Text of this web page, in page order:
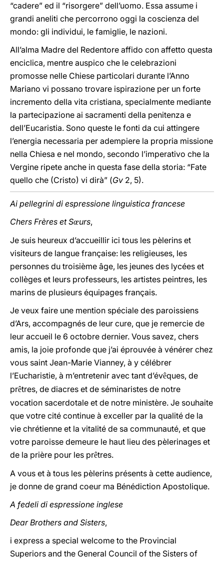
“cadere” ed il “risorgere” dell’uomo. Essa assume i
grandi aneliti che percorrono oggi la coscienza del
mondo: gli individui, le famiglie, le nazioni.
All’alma Madre del Redentore affido con affetto questa
enciclica, mentre auspico che le celebrazioni
promosse nelle Chiese particolari durante l’Anno
Mariano vi possano trovare ispirazione per un forte
incremento della vita cristiana, specialmente mediante
la partecipazione ai sacramenti della penitenza e
dell’Eucaristia. Sono queste le fonti da cui attingere
l’energia necessaria per adempiere la propria missione
nella Chiesa e nel mondo, secondo l’imperativo che la
Vergine ripete anche in questa fase della storia: “Fate
quello che (Cristo) vi dirà” (Gv 2, 5).
Ai pellegrini di espressione linguistica francese
Chers Frères et Sœurs,
Je suis heureux d’accueillir ici tous les pèlerins et
visiteurs de langue française: les religieuses, les
personnes du troisième âge, les jeunes des lycées et
collèges et leurs professeurs, les artistes peintres, les
marins de plusieurs équipages français.
Je veux faire une mention spéciale des paroissiens
d’Ars, accompagnés de leur cure, que je remercie de
leur accueil le 6 octobre dernier. Vous savez, chers
amis, la joie profonde que j’ai éprouvée à vénérer chez
vous saint Jean-Marie Vianney, à y célébrer
l’Eucharistie, à m’entretenir avec tant d’évêques, de
prêtres, de diacres et de séminaristes de notre
vocation sacerdotale et de notre ministère. Je souhaite
que votre cité continue à exceller par la qualité de la
vie chrétienne et la vitalité de sa communauté, et que
votre paroisse demeure le haut lieu des pèlerinages et
de la prière pour les prêtres.
A vous et à tous les pèlerins présents à cette audience,
je donne de grand coeur ma Bénédiction Apostolique.
A fedeli di espressione inglese
Dear Brothers and Sisters,
i express a special welcome to the Provincial
Superiors and the General Council of the Sisters of